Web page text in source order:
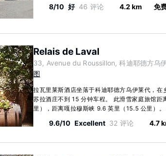
8/10 好 46 评论 4.2 km 免
Relais de Laval
33, Avenue du Roussillon, 科迪耶德方乌
图
拉瓦里莱斯酒店坐落于科迪耶德方乌伊莱代，
苏拉酒庄不到 15 分钟车程。 此滑雪家庭旅馆
里），距离嘎拉穆斯峡 9.6 英里（15.5 公里）
9.6/10 Excellent 32 评论 4.7